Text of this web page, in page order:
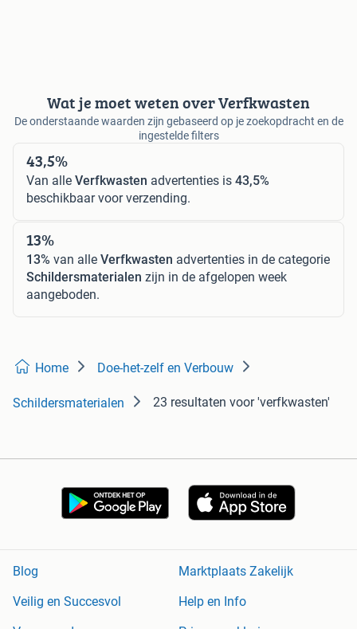
Wat je moet weten over Verfkwasten
De onderstaande waarden zijn gebaseerd op je zoekopdracht en de
ingestelde filters
43,5%
Van alle Verfkwasten advertenties is 43,5%
beschikbaar voor verzending.
13%
13% van alle Verfkwasten advertenties in de categorie
Schildersmaterialen zijn in de afgelopen week
aangeboden.
Home Doe-het-zelf en Verbouw
Schildersmaterialen 23 resultaten voor 'verfkwasten'
Blog
Marktplaats Zakelijk
Veilig en Succesvol
Help en Info